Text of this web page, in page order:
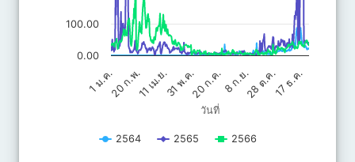
วันที่
1 ม.ค. 20 ก.ค.
20 ก.พ.11 เม.ย.31 พ.ค. 8 ก.ย.28 ต.ค.17 ธ.ค.
0.00
100.00
2564 2565 2566